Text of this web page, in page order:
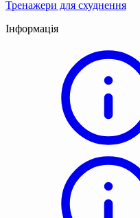
Тренажери для схуднення
Інформація